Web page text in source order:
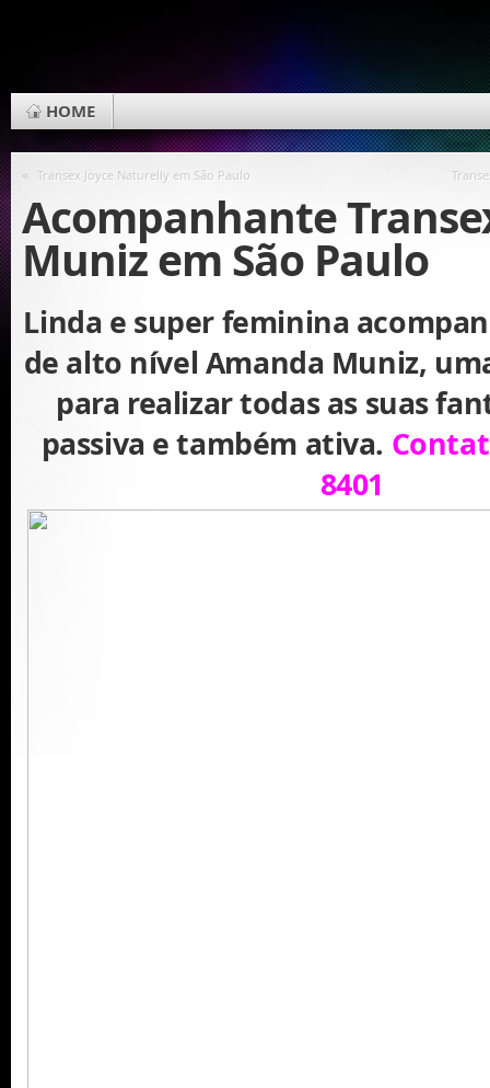
HOME
« Transex Joyce Naturelly em São Paulo
Acompanhante
Muniz em São Paulo
Linda e super feminina
de alto nível Amanda Muniz,
para realizar todas as suas
passiva e também ativa.
8401